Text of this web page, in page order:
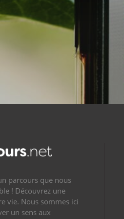
parcours que nous
! Découvrez une
vie. Nous sommes ici
un sens aux